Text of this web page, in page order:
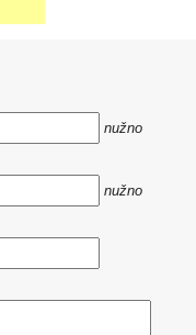
nužno
nužno